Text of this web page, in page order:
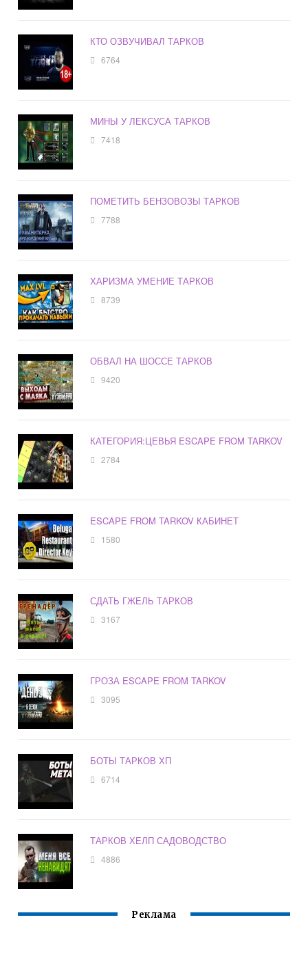
КТО ОЗВУЧИВАЛ ТАРКОВ
6764
МИНЫ У ЛЕКСУСА ТАРКОВ
7418
ПОМЕТИТЬ БЕНЗОВОЗЫ ТАРКОВ
7788
ХАРИЗМА УМЕНИЕ ТАРКОВ
8739
ОБВАЛ НА ШОССЕ ТАРКОВ
9420
КАТЕГОРИЯ:ЦЕВЬЯ ESCAPE FROM TARKOV
2784
ESCAPE FROM TARKOV КАБИНЕТ
1580
СДАТЬ ГЖЕЛЬ ТАРКОВ
3167
ГРОЗА ESCAPE FROM TARKOV
3095
БОТЫ ТАРКОВ ХП
6714
ТАРКОВ ХЕЛП САДОВОДСТВО
4886
Реклама